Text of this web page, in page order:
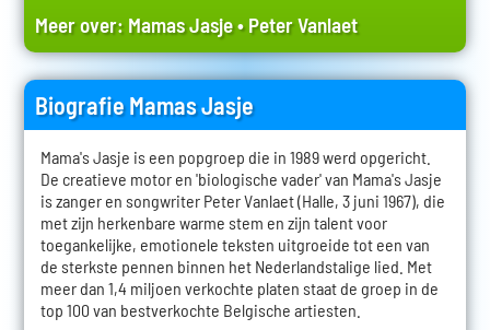
Meer over: Mamas Jasje•Peter Vanlaet
Biografie Mamas Jasje
Mama's Jasje is een popgroep die in 1989 werd opgericht.
De creatieve motor en 'biologische vader' van Mama's Jasje
is zanger en songwriter Peter Vanlaet (Halle, 3 juni 1967), die
met zijn herkenbare warme stem en zijn talent voor
toegankelijke, emotionele teksten uitgroeide tot een van
de sterkste pennen binnen het Nederlandstalige lied. Met
meer dan 1,4 miljoen verkochte platen staat de groep in de
top 100 van bestverkochte Belgische artiesten.